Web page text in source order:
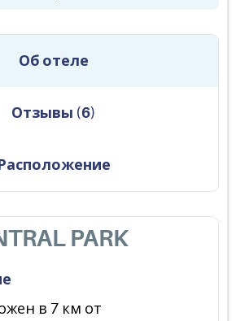
Об отеле
Отзывы (6)
Расположение
PARK
в 7 км от